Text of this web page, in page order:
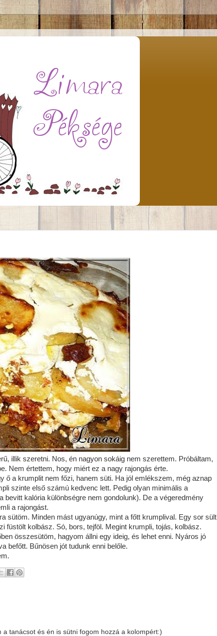
illik szeretni. Nos, én nagyon sokáig nem szerettem. Próbáltam,
Nem értettem, hogy miért ez a nagy rajongás érte.
ő a krumplit nem főzi, hanem süti. Ha jól emlékszem, még aznap
szinte első számú kedvenc lett. Pedig olyan minimális a
bevitt kalória különbségre nem gondolunk). De a végeredmény
a rajongást.
sütöm. Minden mást ugyanúgy, mint a főtt krumplival. Egy sor sült
füstölt kolbász. Só, bors, tejföl. Megint krumpli, tojás, kolbász.
összesütöm, hagyom állni egy ideig, és lehet enni. Nyáros jó
befőtt. Bűnösen jót tudunk enni belőle.
tanácsot és én is sütni fogom hozzá a kolompért:)